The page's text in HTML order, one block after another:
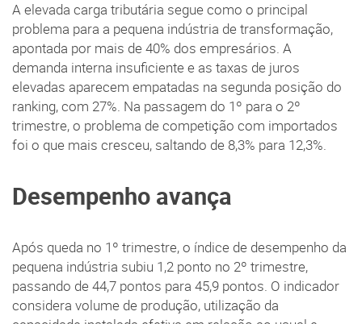
A elevada carga tributária segue como o principal
problema para a pequena indústria de transformação,
apontada por mais de 40% dos empresários. A
demanda interna insuficiente e as taxas de juros
elevadas aparecem empatadas na segunda posição do
ranking, com 27%. Na passagem do 1º para o 2º
trimestre, o problema de competição com importados
foi o que mais cresceu, saltando de 8,3% para 12,3%.
Desempenho avança
Após queda no 1º trimestre, o índice de desempenho da
pequena indústria subiu 1,2 ponto no 2º trimestre,
passando de 44,7 pontos para 45,9 pontos. O indicador
considera volume de produção, utilização da